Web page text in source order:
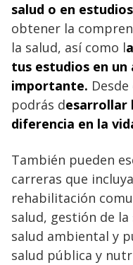
salud o en
obtener la
la salud, así como l
tus estudios en
importante.
podrás desarrollar
diferencia en la
También pueden
carreras que
rehabilitación
salud, gestión de la
salud ambiental y
salud pública y